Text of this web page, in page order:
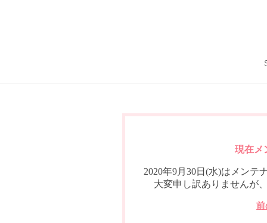
現在メ
2020年9月30日(水)はメンテ
大変申し訳ありませんが
前